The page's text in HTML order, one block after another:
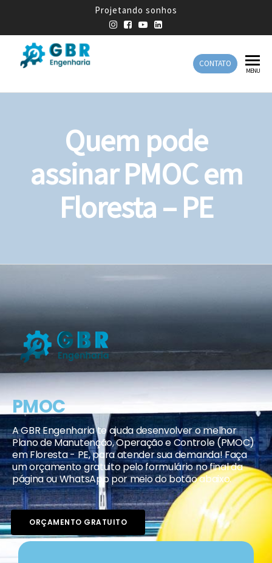
Projetando sonhos
Engenharia
Engenharia
CONTATO
MENU
Quem pode
assinar PMOC em
Floresta – PE
PMOC
A GBR Engenharia te ajuda desenvolver o melhor
Plano de Manutenção, Operação e Controle (PMOC)
em Floresta - PE, para atender sua demanda! Faça
um orçamento gratuito pelo formulário no final da
página ou WhatsApp por meio do botão abaixo.
ORÇAMENTO GRATUITO